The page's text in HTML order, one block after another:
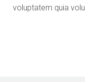
voluptatem quia